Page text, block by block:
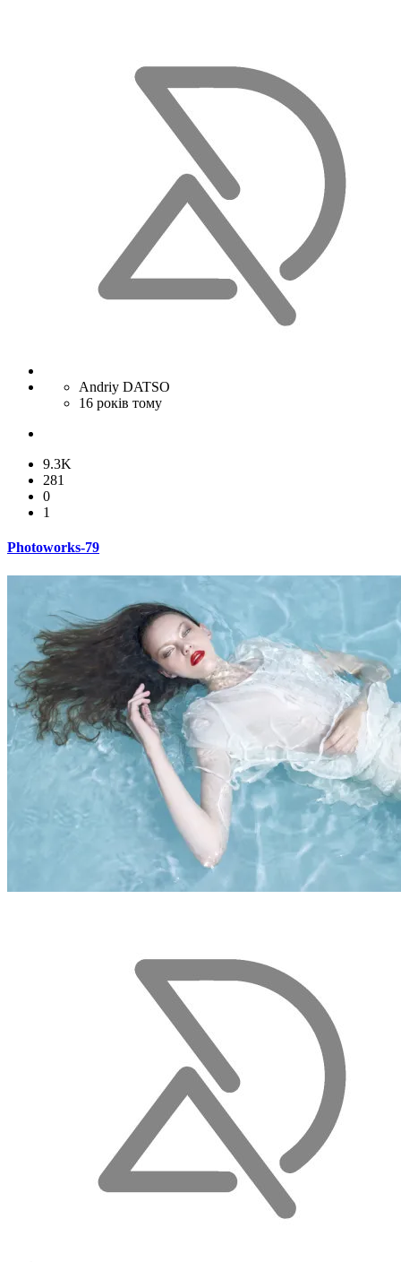
Andriy DATSO
16 років тому
9.3K
281
0
1
Photoworks-79